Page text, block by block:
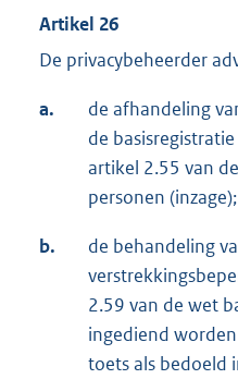
Artikel 26
De privacybeheerder
a.
de afhandeling
de
artikel 2.55 van
personen (inzage);
b.
de behandeling
2.59 van de wet
ingediend
toets als bedoeld